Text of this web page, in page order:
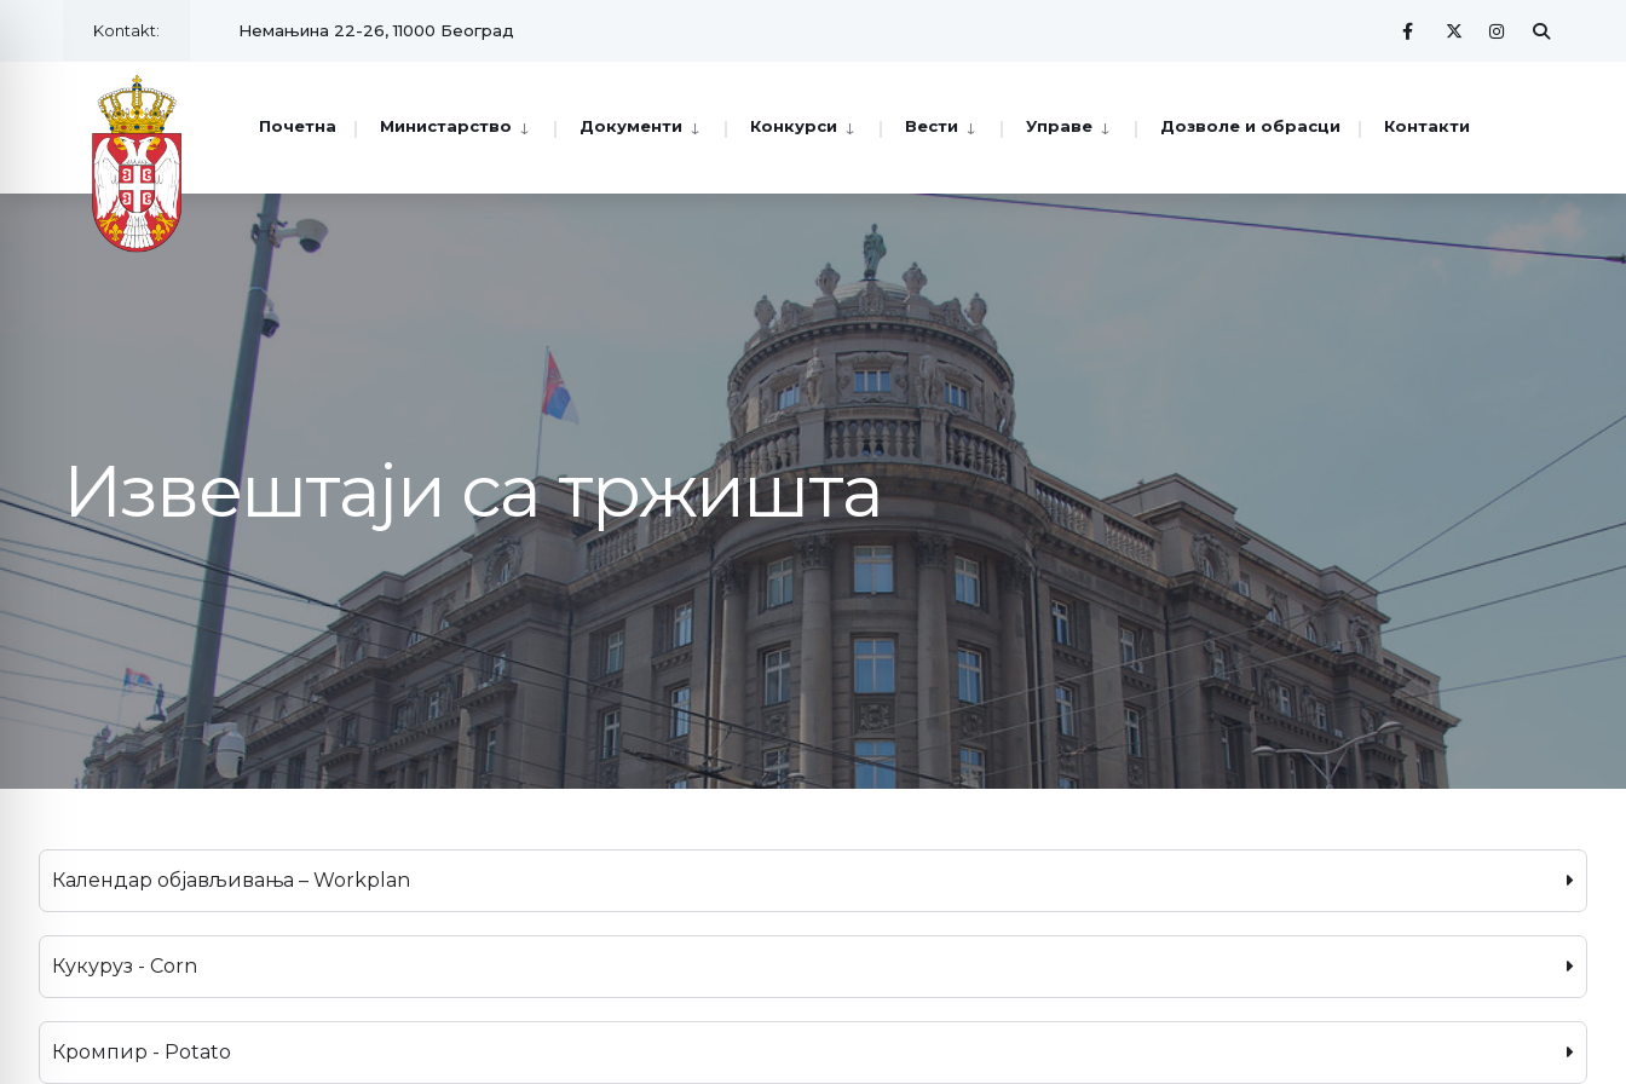
Kontakt: Немањина 22-26, 11000 Београд
Почетна Министарство Документи Конкурси Вести Управе Дозволе и обрасци Контакти
Извештаји са тржишта
Календар објављивања – Workplan
Кукуруз - Corn
Кромпир - Potato